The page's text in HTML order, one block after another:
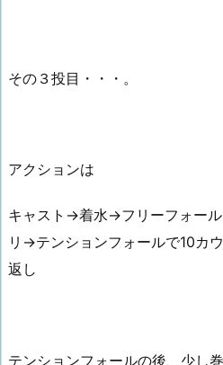
その３投目・・・。
アクションは
キャスト→着水→フリーフォー
リ→テンションフォールで10カ
返し
テンションフォールの後、少し